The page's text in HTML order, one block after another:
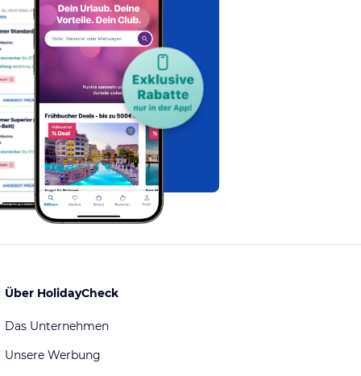
Über HolidayCheck
Das Unternehmen
Unsere Werbung